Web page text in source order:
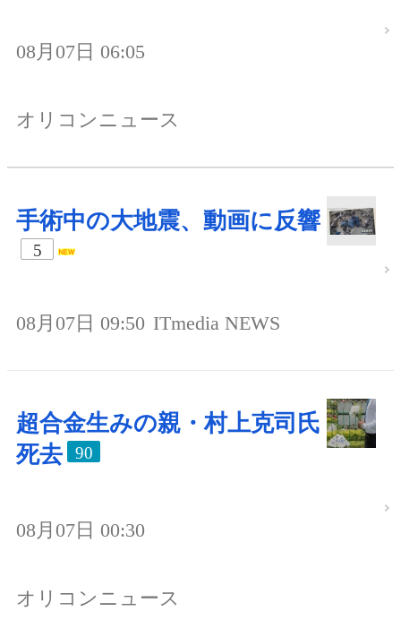
08月07日 06:05
オリコンニュース
手術中の大地震、動画に反響
5
08月07日 09:50 ITmedia NEWS
超合金生みの親・村上克司氏
死去
90
08月07日 00:30
オリコンニュース